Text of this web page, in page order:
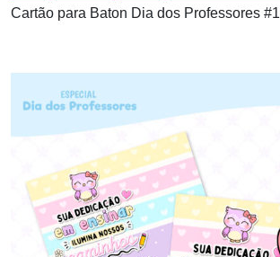
Cartão para Baton Dia dos Professores #1